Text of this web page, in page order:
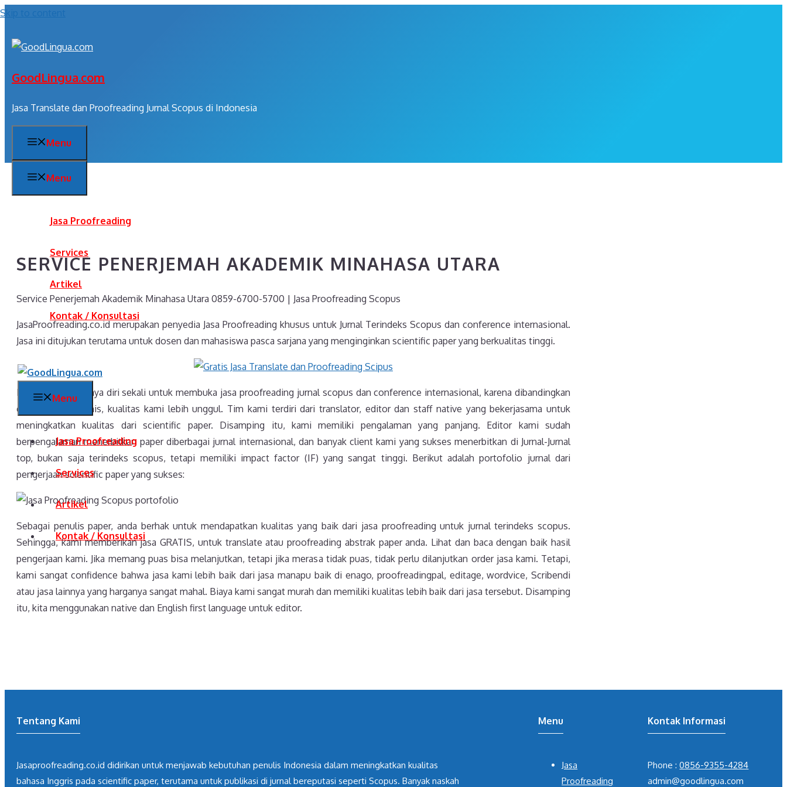
Skip to content
GoodLingua.com
Jasa Translate dan Proofreading Jurnal Scopus di Indonesia
Menu
Menu
Jasa Proofreading
Services
Artikel
Kontak / Konsultasi
Menu
Jasa Proofreading
Services
Artikel
Kontak / Konsultasi
SERVICE PENERJEMAH AKADEMIK MINAHASA UTARA
Service Penerjemah Akademik Minahasa Utara 0859-6700-5700 | Jasa Proofreading Scopus
JasaProofreading.co.id merupakan penyedia Jasa Proofreading khusus untuk Jurnal Terindeks Scopus dan conference internasional.
Jasa ini ditujukan terutama untuk dosen dan mahasiswa pasca sarjana yang menginginkan scientific paper yang berkualitas tinggi.
Kami sangat percaya diri sekali untuk membuka jasa proofreading jurnal scopus dan conference internasional, karena dibandingkan
dengan jasa sejenis, kualitas kami lebih unggul. Tim kami terdiri dari translator, editor dan staff native yang bekerjasama untuk
meningkatkan kualitas dari scientific paper. Disamping itu, kami memiliki pengalaman yang panjang. Editor kami sudah
berpengalaman menerbitkan paper diberbagai jurnal internasional, dan banyak client kami yang sukses menerbitkan di Jurnal-Jurnal
top, bukan saja terindeks scopus, tetapi memiliki impact factor (IF) yang sangat tinggi. Berikut adalah portofolio jurnal dari
pengerjaan scientific paper yang sukses:
Sebagai penulis paper, anda berhak untuk mendapatkan kualitas yang baik dari jasa proofreading untuk jurnal terindeks scopus.
Sehingga, kami memberikan jasa GRATIS, untuk translate atau proofreading abstrak paper anda. Lihat dan baca dengan baik hasil
pengerjaan kami. Jika memang puas bisa melanjutkan, tetapi jika merasa tidak puas, tidak perlu dilanjutkan order jasa kami. Tetapi,
kami sangat confidence bahwa jasa kami lebih baik dari jasa manapu baik di enago, proofreadingpal, editage, wordvice, Scribendi
atau jasa lainnya yang harganya sangat mahal. Biaya kami sangat murah dan memiliki kualitas lebih baik dari jasa tersebut. Disamping
itu, kita menggunakan native dan English first language untuk editor.
Tentang Kami
Jasaproofreading.co.id didirikan untuk menjawab kebutuhan penulis Indonesia dalam meningkatkan kualitas
bahasa Inggris pada scientific paper, terutama untuk publikasi di jurnal bereputasi seperti Scopus. Banyak naskah
Menu
Jasa
Proofreading
Kontak Informasi
Phone :0856-9355-4284
admin@goodlingua.com